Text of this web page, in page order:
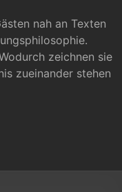
nah an Texten
zeichnen sie
zueinander stehen